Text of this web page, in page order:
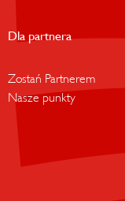
Dla partnera
Zostań Partnerem
Nasze punkty